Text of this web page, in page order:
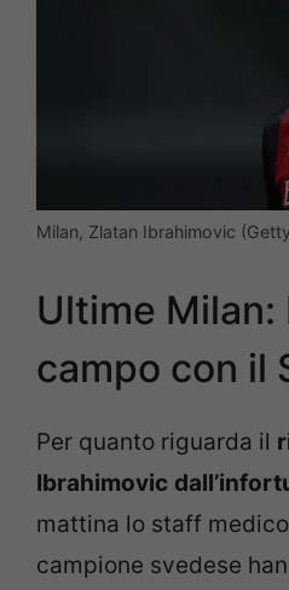
Milan, Zlatan Ibrahimovic
Ultime Milan:
campo con il
Per quanto riguarda il
Ibrahimovic
mattina lo staff
campione svedese